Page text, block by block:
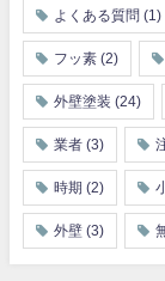
よくある質問 (1)
フッ素 (2)
外壁塗装 (24)
業者 (3)
時期 (2)
外壁 (3)